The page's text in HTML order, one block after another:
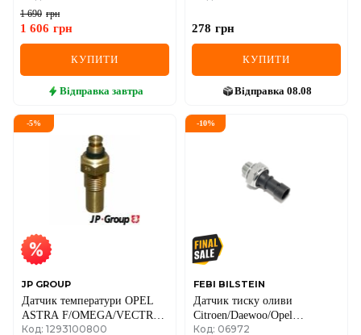
1 690 грн
1 606 грн
КУПИТИ
Відправка завтра
278 грн
КУПИТИ
Відправка 08.08
-5%
JP GROUP
Датчик температури OPEL
ASTRA F/OMEGA/VECTRA
1.0-3.2 77-07
Код: 1293100800
-10%
FEBI BILSTEIN
Датчик тиску оливи
Citroen/Daewoo/Opel
(чорний)
Код: 06972